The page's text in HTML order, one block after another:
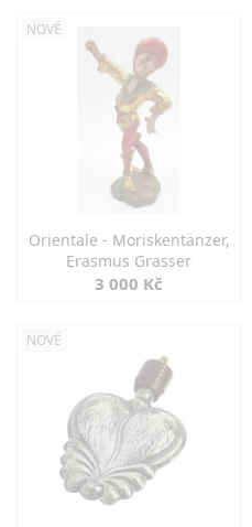
NOVÉ
Orientale - Moriskentänzer,
Erasmus Grasser
3 000 Kč
NOVÉ